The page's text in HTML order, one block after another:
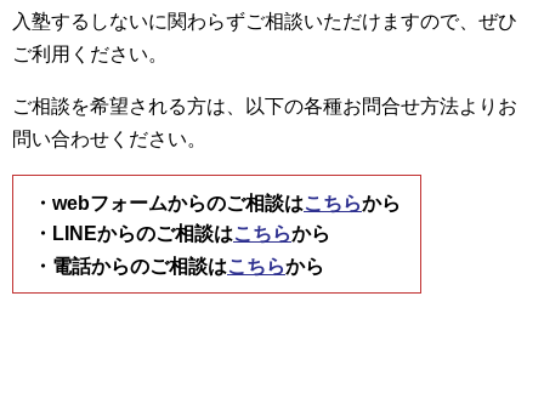
入塾するしないに関わらずご相談いただけますので、ぜひ
ご利用ください。
ご相談を希望される方は、以下の各種お問合せ方法よりお
問い合わせください。
・webフォームからのご相談はこちらから
・LINEからのご相談はこちらから
・電話からのご相談はこちらから